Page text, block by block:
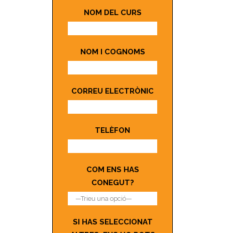
NOM DEL CURS
NOM I COGNOMS
CORREU ELECTRÒNIC
TELÈFON
COM ENS HAS
CONEGUT?
SI HAS SELECCIONAT